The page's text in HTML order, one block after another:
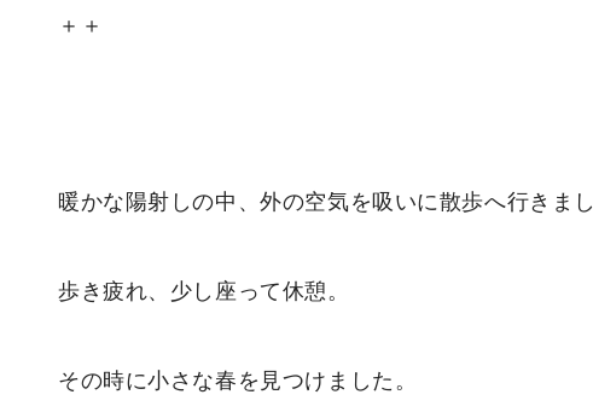
＋＋
暖かな陽射しの中、外の空気を吸いに散歩へ行きまし
歩き疲れ、少し座って休憩。
その時に小さな春を見つけました。